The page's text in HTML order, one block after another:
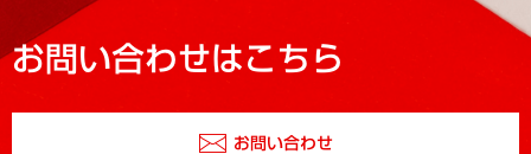
お問い合わせはこちら
お問い合わせ